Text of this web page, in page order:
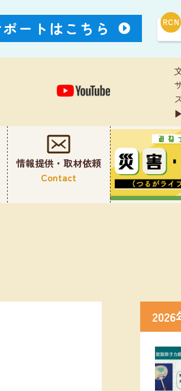
ートはこちら
▶︎
情報提供・取材依頼
Contact